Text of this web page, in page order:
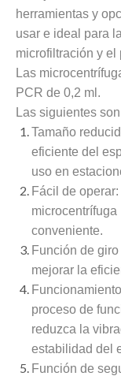
herramientas y
usar e ideal para
microfiltración y el
Las
PCR de 0,2 ml.
Las siguientes
Tamaño
eficiente del
uso en
Fácil de
conveniente.
Función de
mejorar la
proceso de
reduzca la
estabilidad del
Función de